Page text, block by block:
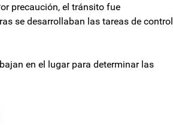
precaución, el tránsito fue
se desarrollaban las tareas de control
en el lugar para determinar las